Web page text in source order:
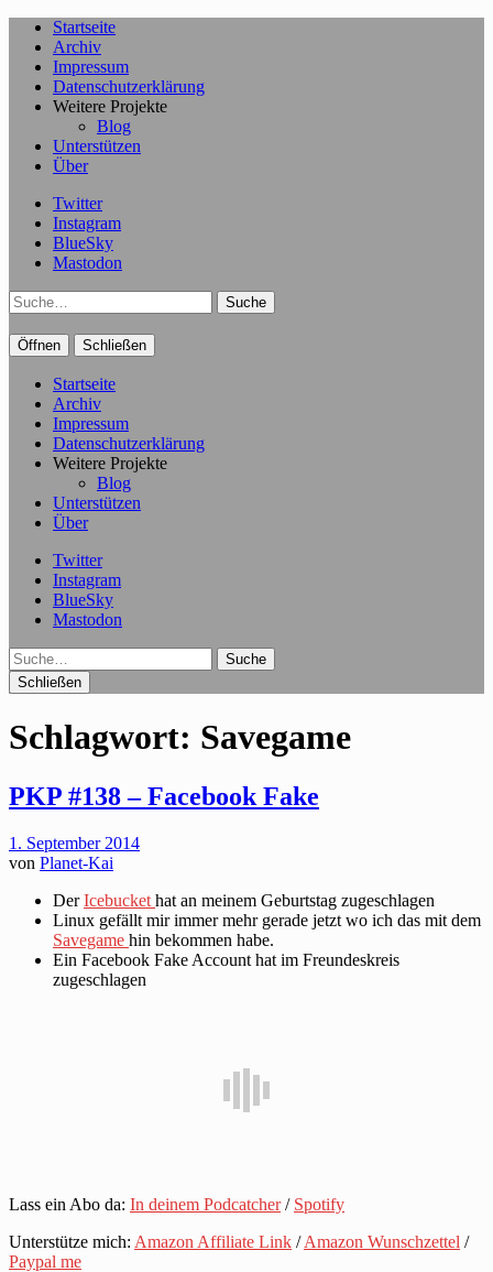
Startseite
Archiv
Impressum
Datenschutzerklärung
Weitere Projekte
Blog
Unterstützen
Über
Twitter
Instagram
BlueSky
Mastodon
Suche
Öffnen Schließen
Startseite
Archiv
Impressum
Datenschutzerklärung
Weitere Projekte
Blog
Unterstützen
Über
Twitter
Instagram
BlueSky
Mastodon
Suche
Schließen
Schlagwort: Savegame
PKP #138 – Facebook Fake
1. September 2014
von Planet-Kai
DerIcebucket hat an meinem Geburtstag zugeschlagen
Linux gefällt mir immer mehr gerade jetzt wo ich das mit dem
Savegame hin bekommen habe.
Ein Facebook Fake Account hat im Freundeskreis
zugeschlagen
Lass ein Abo da: In deinem Podcatcher/ Spotify
Unterstütze mich: Amazon Affiliate Link /Amazon Wunschzettel /
Paypal me